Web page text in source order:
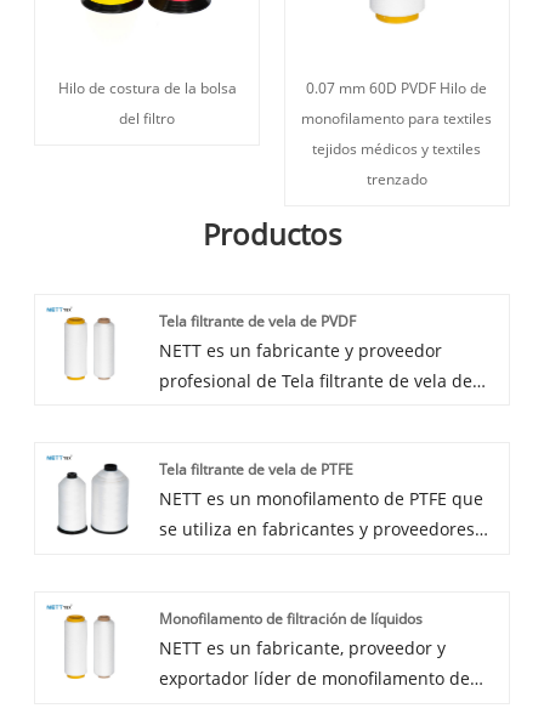
Hilo de costura de la bolsa
del filtro
0.07 mm 60D PVDF Hilo de
monofilamento para textiles
tejidos médicos y textiles
trenzado
Productos
Tela filtrante de vela de PVDF
NETT es un fabricante y proveedor
profesional de Tela filtrante de vela de
¡consúltenos ahora!
Tela filtrante de vela de PTFE
NETT es un monofilamento de PTFE que
se utiliza en fabricantes y proveedores
filtrante de velas de PTFE se utiliza en
telas filtrantes de velas. Podemos
brindarle un servicio profesional y un
Monofilamento de filtración de líquidos
NETT es un fabricante, proveedor y
exportador líder de monofilamento de